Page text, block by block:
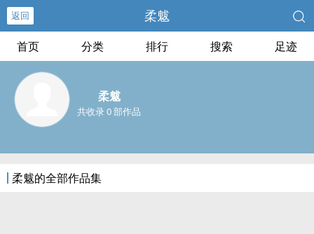
返回 柔魃
首页 分类 排行 搜索 足迹
柔魃
共收录 0 部作品
柔魃的全部作品集